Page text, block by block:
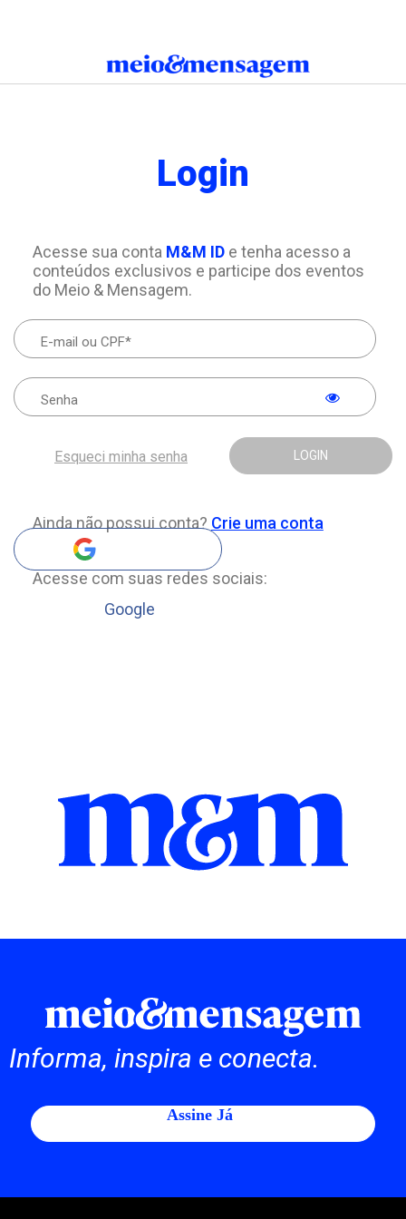
Login
Acesse sua conta M&M IDe tenha acesso a
conteúdos exclusivos e participe dos eventos
do Meio & Mensagem.
LOGIN
Esqueci minha senha
Ainda não possui conta? Crie uma conta
Acesse com suas redes sociais:
Google
Informa, inspira e conecta.
Assine Já